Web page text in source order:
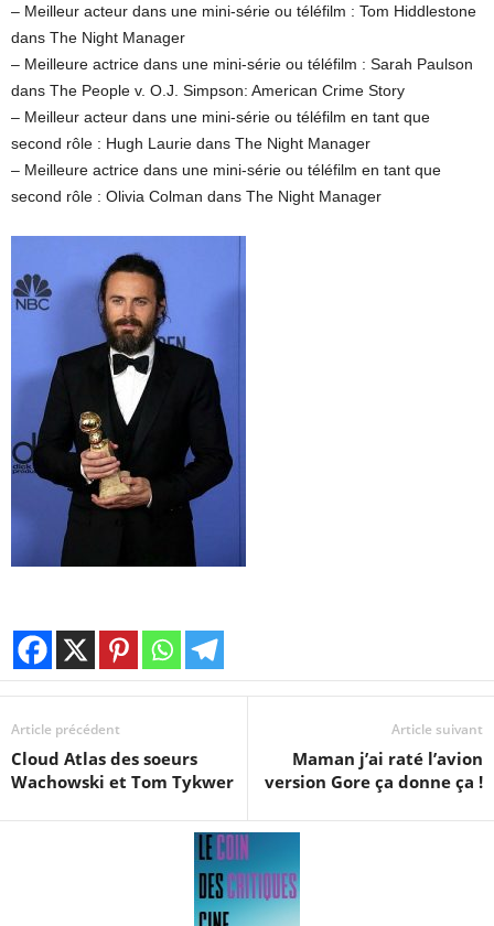
– Meilleur acteur dans une mini-série ou téléfilm : Tom Hiddlestone
dans The Night Manager
– Meilleure actrice dans une mini-série ou téléfilm : Sarah Paulson
dans The People v. O.J. Simpson: American Crime Story
– Meilleur acteur dans une mini-série ou téléfilm en tant que
second rôle : Hugh Laurie dans The Night Manager
– Meilleure actrice dans une mini-série ou téléfilm en tant que
second rôle : Olivia Colman dans The Night Manager
Article précédent
Cloud Atlas des soeurs
Wachowski et Tom Tykwer
Article suivant
Maman j’ai raté l’avion
version Gore ça donne ça !